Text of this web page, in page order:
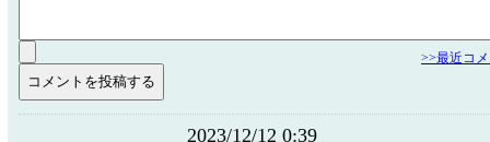
>>最近コ
2023/12/12 0:39